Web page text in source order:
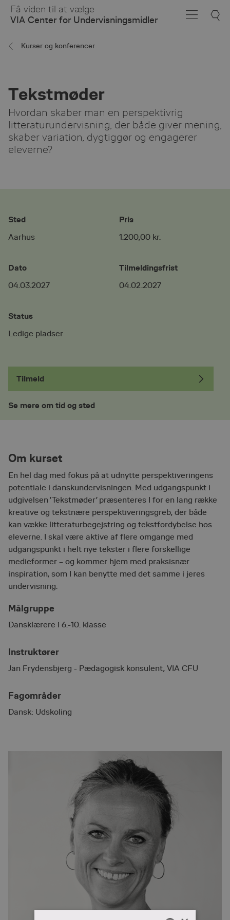
Skip
Main
Få viden til at vælge
VIA Center for Undervisningsmidler
Kurser og konferencer
Tekstmøder
Hvordan skaber man en perspektivrig
litteraturundervisning, der både giver mening,
skaber variation, dygtiggør og engagerer
eleverne?
Sted
Aarhus
Pris
1.200,00 kr.
Dato
04.03.2027
Tilmeldingsfrist
04.02.2027
Status
Ledige pladser
Tilmeld
Se mere om tid og sted
Om kurset
En hel dag med fokus på at udnytte perspektiveringens
potentiale i danskundervisningen. Med udgangspunkt i
udgivelsen ’Tekstmøder’ præsenteres I for en lang række
kreative og tekstnære perspektiveringsgreb, der både
kan vække litteraturbegejstring og tekstfordybelse hos
eleverne. I skal være aktive af flere omgange med
udgangspunkt i helt nye tekster i flere forskellige
medieformer – og kommer hjem med praksisnær
inspiration, som I kan benytte med det samme i jeres
undervisning. ​
Målgruppe
Dansklærere i 6.-10. klasse
Instruktører
Jan Frydensbjerg - Pædagogisk konsulent, VIA CFU
Fagområder
Dansk: Udskoling